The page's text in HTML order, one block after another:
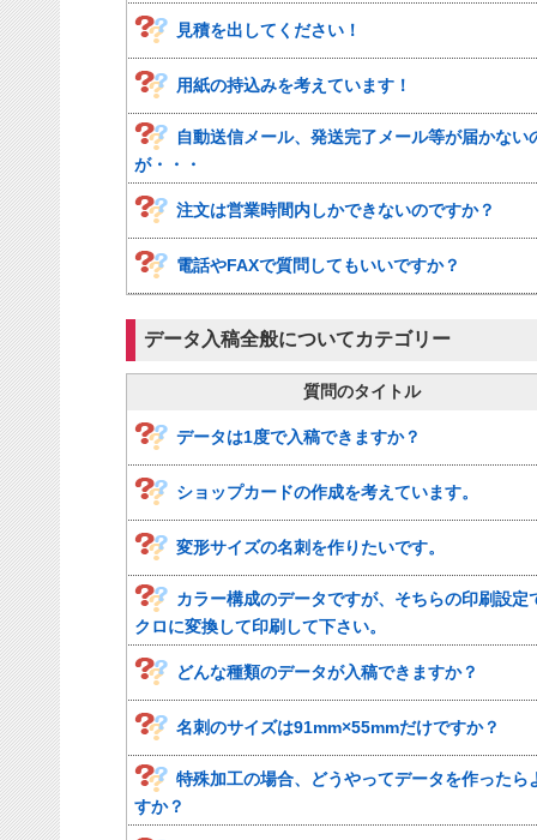
見積を出してください！
用紙の持込みを考えています！
自動送信メール、発送完了メール等が届かない
が・・・
注文は営業時間内しかできないのですか？
電話やFAXで質問してもいいですか？
データ入稿全般についてカテゴリー
質問のタイトル
データは1度で入稿できますか？
ショップカードの作成を考えています。
変形サイズの名刺を作りたいです。
カラー構成のデータですが、そちらの印刷設定
クロに変換して印刷して下さい。
どんな種類のデータが入稿できますか？
名刺のサイズは91mm×55mmだけですか？
特殊加工の場合、どうやってデータを作ったら
すか？